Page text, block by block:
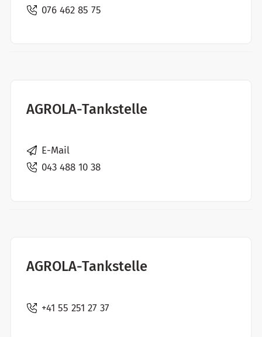
076 462 85 75
AGROLA-Tankstelle
E-Mail
043 488 10 38
AGROLA-Tankstelle
+41 55 251 27 37